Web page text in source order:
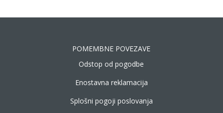
POMEMBNE POVEZAVE
Odstop od pogodbe
Enostavna reklamacija
Splošni pogoji poslovanja